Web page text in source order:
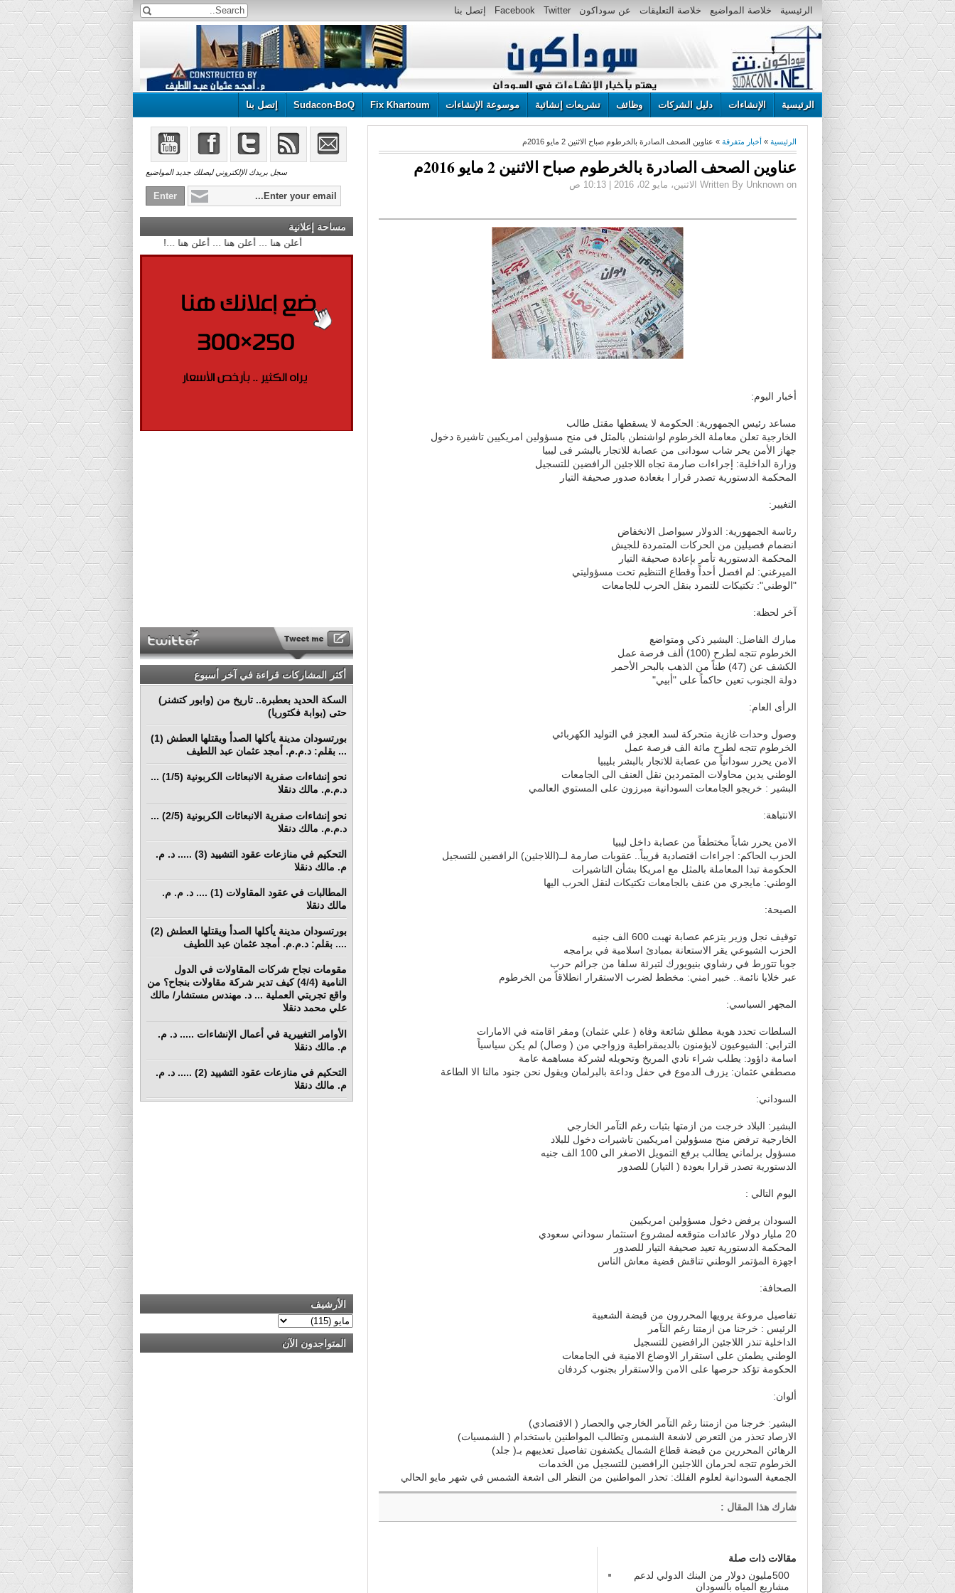
الرئيسية خلاصة المواضيع خلاصة التعليقات عن سوداكون Twitter
Facebook إتصل بنا
الرئيسية الإنشاءات دليل الشركات وظائف تشريعات إنشائية موسوعة الإنشاءات Fix Khartoum
Sudacon-BoQ إتصل بنا
الرئيسية » أخبار متفرقة » عناوين الصحف الصادرة بالخرطوم صباح الاثنين 2 مايو 2016م
عناوين الصحف الصادرة بالخرطوم صباح الاثنين 2 مايو 2016م
Written By Unknown on الاثنين، مايو 02، 2016 | 10:13 ص
أخبار اليوم:
مساعد رئيس الجمهورية: الحكومة لا يسقطها مقتل طالب
الخارجية تعلن معاملة الخرطوم لواشنطن بالمثل فى منح مسؤولين امريكيين تاشيرة دخول
جهاز الأمن يحر شاب سودانى من عصابة للاتجار بالبشر فى ليبيا
وزارة الداخلية: إجراءات صارمة تجاه اللاجئين الرافضين للتسجيل
المحكمة الدستورية تصدر قرار ا بغعادة صدور صحيفة التيار
التغيير:
رئاسة الجمهورية: الدولار سيواصل الانخفاض
انضمام فصيلين من الحركات المتمردة للجيش
المحكمة الدستورية تأمر بإعادة صحيفة التيار
الميرغني: لم افصل أحداً وقطاع التنظيم تحت مسؤوليتي
"الوطني": تكتيكات للتمرد بنقل الحرب للجامعات
آخر لحظة:
مبارك الفاضل: البشير ذكي ومتواضع
الخرطوم تتجه لطرح (100) ألف فرصة عمل
الكشف عن (47) طناً من الذهب بالبحر الأحمر
دولة الجنوب تعين حاكماً على "أبيي"
الرأى العام:
وصول وحدات غازية متحركة لسد العجز في التوليد الكهربائي
الخرطوم تتجه لطرح مائة الف فرصة عمل
الامن يحرر سودانياً من عصابة للاتجار بالبشر بليبيا
الوطني يدين محاولات المتمردين نقل العنف الى الجامعات
البشير : خريجو الجامعات السودانية مبرزون على المستوي العالمي
الانتباهة:
الامن يحرر شاباً مختطفاً من عصابة داخل ليبيا
الحزب الحاكم: اجراءات اقتصادية قريباً.. عقوبات صارمة لــ(اللاجئين) الرافضين للتسجيل
الحكومة تبدا المعاملة بالمثل مع امريكا بشأن التاشيرات
الوطني: مايجري من عنف بالجامعات تكتيكات لنقل الحرب اليها
الصيحة:
توقيف نجل وزير يتزعم عصابة نهبت 600 الف جنيه
الحزب الشيوعي يقر الاستعانة بمبادئ اسلامية في برامجه
جوبا تتورط في رشاوي بنيويورك لتبرئة سلفا من جرائم حرب
عبر خلايا نائمة.. خبير امني: مخطط لضرب الاستقرار انطلاقاً من الخرطوم
المجهر السياسي:
السلطات تحدد هوية مطلق شائعة وفاة ( علي عثمان) ومقر اقامته في الامارات
الترابي: الشيوعيون لايؤمنون بالديمقراطية وزواجي من ( وصال) لم يكن سياسياً
اسامة داؤود: يطلب شراء نادي المريخ وتحويله لشركة مساهمة عامة
مصطفي عثمان: يزرف الدموع في حفل وداعة بالبرلمان ويقول نحن جنود مالنا الا الطاعة
السوداني:
البشير: البلاد خرجت من ازمتها بثبات رغم التآمر الخارجي
الخارجية ترفض منح مسؤولين امريكيين تاشيرات دخول للبلاد
مسؤول برلماني يطالب برفع التمويل الاصغر الى 100 الف جنيه
الدستورية تصدر قرارا بعودة ( التيار) للصدور
اليوم التالي :
السودان يرفض دخول مسؤولين امريكيين
20 مليار دولار عائدات متوقعه لمشروع استثمار سوداني سعودي
المحكمة الدستورية تعيد صحيفة التيار للصدور
اجهزة المؤتمر الوطني تناقش قضية معاش الناس
الصحافة:
تفاصيل مروعة يرويها المحررون من قبضة الشعبية
الرئيس : خرجنا من ازمتنا رغم التآمر
الداخلية تنذر اللاجئين الرافضين للتسجيل
الوطني يطمئن على استقرار الاوضاع الامنية في الجامعات
الحكومة تؤكد حرصها على الامن والاستقرار بجنوب كردفان
ألوان:
البشير: خرجنا من ازمتنا رغم التآمر الخارجي والحصار ( الاقتصادي)
الارصاد تحذر من التعرض لاشعة الشمس وتطالب المواطنين باستخدام ( الشمسيات)
الرهائن المحررين من قبضة قطاع الشمال يكشفون تفاصيل تعذيبهم بـ( جلد)
الخرطوم تتجه لحرمان اللاجئين الرافضين للتسجيل من الخدمات
الجمعية السودانية لعلوم الفلك: تحذر المواطنين من النظر الى اشعة الشمس في شهر مايو الحالي
شارك هذا المقال :
مقالات ذات صلة
500مليون دولار من البنك الدولي لدعم
مشاريع المياه بالسودان
سجل بريدك الإلكتروني ليصلك جديد المواضيع
مساحة إعلانية
أعلن هنا ... أعلن هنا ... أعلن هنا ...!
أكثر المشاركات قراءة في آخر أسبوع
السكة الحديد بعطبرة.. تاريخ من (وابور كتشنر)
حتى (بوابة فكتوريا)
بورتسودان مدينة يأكلها الصدأ ويقتلها العطش (1)
... بقلم: د.م.م. أمجد عثمان عبد اللطيف
نحو إنشاءات صفرية الانبعاثات الكربونية (1/5) ...
د.م.م. مالك دنقلا
نحو إنشاءات صفرية الانبعاثات الكربونية (2/5) ...
د.م.م. مالك دنقلا
التحكيم في منازعات عقود التشييد (3) ..... د. م.
م. مالك دنقلا
المطالبات في عقود المقاولات (1) .... د. م. م.
مالك دنقلا
بورتسودان مدينة يأكلها الصدأ ويقتلها العطش (2)
.... بقلم: د.م.م. أمجد عثمان عبد اللطيف
مقومات نجاح شركات المقاولات في الدول
النامية (4/4) كيف تدير شركة مقاولات بنجاح؟ من
واقع تجربتي العملية ... د. مهندس مستشار/ مالك
علي محمد دنقلا
الأوامر التغييرية في أعمال الإنشاءات ..... د. م.
م. مالك دنقلا
التحكيم في منازعات عقود التشييد (2) ..... د. م.
م. مالك دنقلا
الأرشيف
المتواجدون الآن